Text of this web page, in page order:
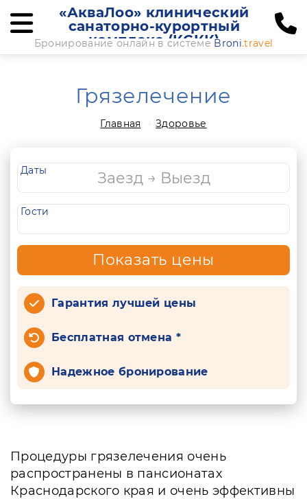
«АкваЛоо» клинический
санаторно-курортный
комплекс (КСКК)
Бронирование онлайн в системе Broni.travel
Грязелечение
Главная Здоровье
Даты
Гости
Показать цены
Гарантия лучшей цены
Бесплатная отмена *
Надежное бронирование
Процедуры грязелечения очень
распространены в пансионатах
Краснодарского края и очень эффективны